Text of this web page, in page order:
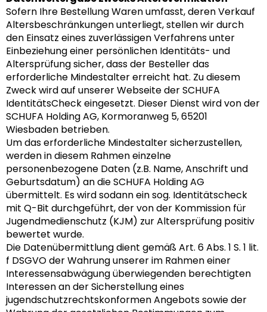
Sofern Ihre Bestellung Waren umfasst, deren Verkauf
Altersbeschränkungen unterliegt, stellen wir durch
den Einsatz eines zuverlässigen Verfahrens unter
Einbeziehung einer persönlichen Identitäts- und
Altersprüfung sicher, dass der Besteller das
erforderliche Mindestalter erreicht hat. Zu diesem
Zweck wird auf unserer Webseite der SCHUFA
IdentitätsCheck eingesetzt. Dieser Dienst wird von der
SCHUFA Holding AG, Kormoranweg 5, 65201
Wiesbaden betrieben.
Um das erforderliche Mindestalter sicherzustellen,
werden in diesem Rahmen einzelne
personenbezogene Daten (z.B. Name, Anschrift und
Geburtsdatum) an die SCHUFA Holding AG
übermittelt. Es wird sodann ein sog. Identitätscheck
mit Q-Bit durchgeführt, der von der Kommission für
Jugendmedienschutz (KJM) zur Altersprüfung positiv
bewertet wurde.
Die Datenübermittlung dient gemäß Art. 6 Abs. 1 S. 1 lit.
f DSGVO der Wahrung unserer im Rahmen einer
Interessensabwägung überwiegenden berechtigten
Interessen an der Sicherstellung eines
jugendschutzrechtskonformen Angebots sowie der